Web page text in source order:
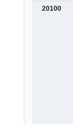
20100